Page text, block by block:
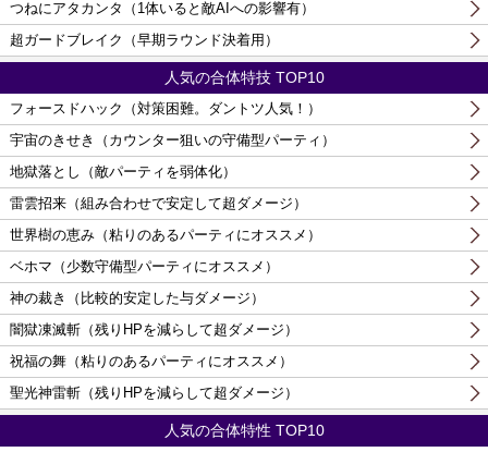
つねにアタカンタ（1体いると敵AIへの影響有）
超ガードブレイク（早期ラウンド決着用）
人気の合体特技 TOP10
フォースドハック（対策困難。ダントツ人気！）
宇宙のきせき（カウンター狙いの守備型パーティ）
地獄落とし（敵パーティを弱体化）
雷雲招来（組み合わせで安定して超ダメージ）
世界樹の恵み（粘りのあるパーティにオススメ）
ベホマ（少数守備型パーティにオススメ）
神の裁き（比較的安定した与ダメージ）
闇獄凍滅斬（残りHPを減らして超ダメージ）
祝福の舞（粘りのあるパーティにオススメ）
聖光神雷斬（残りHPを減らして超ダメージ）
人気の合体特性 TOP10